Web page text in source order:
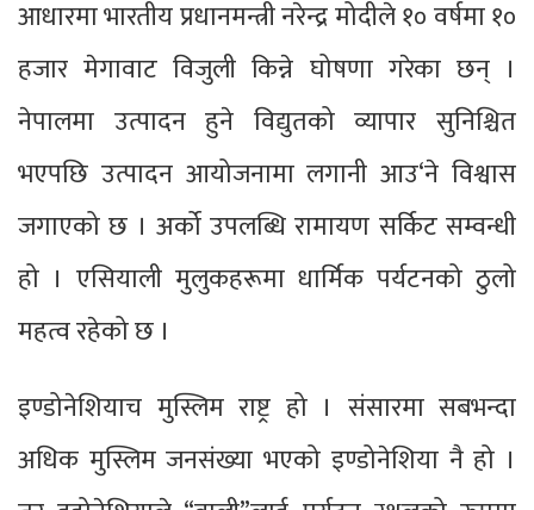
आधारमा भारतीय प्रधानमन्त्री नरेन्द्र मोदीले १० वर्षमा १०
हजार मेगावाट विजुली किन्ने घोषणा गरेका छन् ।
नेपालमा उत्पादन हुने विद्युतको व्यापार सुनिश्चित
भएपछि उत्पादन आयोजनामा लगानी आउ‘ने विश्वास
जगाएको छ । अर्को उपलब्धि रामायण सर्किट सम्वन्धी
हो । एसियाली मुलुकहरूमा धार्मिक पर्यटनको ठुलो
महत्व रहेको छ ।
इण्डोनेशियाच मुस्लिम राष्ट्र हो । संसारमा सबभन्दा
अधिक मुस्लिम जनसंख्या भएको इण्डोनेशिया नै हो ।